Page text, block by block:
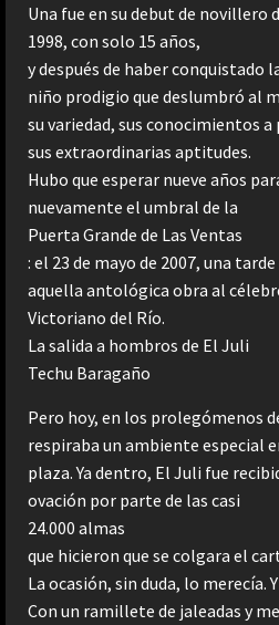
Una fue en su debut de novillero
1998, con solo 15 años,
y después de haber conquistado
niño prodigio que deslumbró al
su variedad, sus conocimientos a
sus extraordinarias aptitudes.
Hubo que esperar nueve años
nuevamente el umbral de la
Puerta Grande de Las Ventas
: el 23 de mayo de 2007, una
aquella antológica obra al
Victoriano del Río.
La salida a hombros de El Juli
Techu Baragaño
Pero hoy, en los prolegómenos
respiraba un ambiente especial
plaza. Ya dentro, El Juli fue
ovación por parte de las casi
24.000 almas
que hicieron que se colgara el
La ocasión, sin duda, lo merecía.
Con un ramillete de jaleadas y